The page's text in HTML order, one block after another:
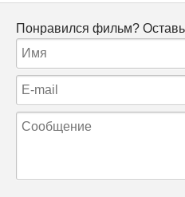
Понравился фильм?